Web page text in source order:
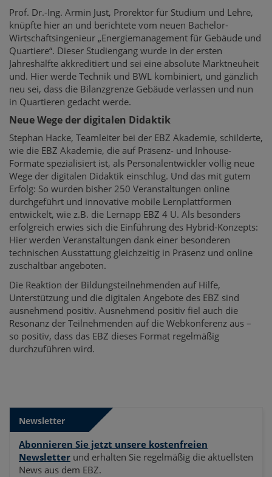
Prof. Dr.-Ing. Armin Just, Prorektor für Studium und Lehre,
knüpfte hier an und berichtete vom neuen Bachelor-
Wirtschaftsingenieur „Energiemanagement für Gebäude und
Quartiere“. Dieser Studiengang wurde in der ersten
Jahreshälfte akkreditiert und sei eine absolute Marktneuheit
und. Hier werde Technik und BWL kombiniert, und gänzlich
neu sei, dass die Bilanzgrenze Gebäude verlassen und nun
in Quartieren gedacht werde.
Neue Wege der digitalen Didaktik
Stephan Hacke, Teamleiter bei der EBZ Akademie, schilderte,
wie die EBZ Akademie, die auf Präsenz- und Inhouse-
Formate spezialisiert ist, als Personalentwickler völlig neue
Wege der digitalen Didaktik einschlug. Und das mit gutem
Erfolg: So wurden bisher 250 Veranstaltungen online
durchgeführt und innovative mobile Lernplattformen
entwickelt, wie z.B. die Lernapp EBZ 4 U. Als besonders
erfolgreich erwies sich die Einführung des Hybrid-Konzepts:
Hier werden Veranstaltungen dank einer besonderen
technischen Ausstattung gleichzeitig in Präsenz und online
zuschaltbar angeboten.
Die Reaktion der Bildungsteilnehmenden auf Hilfe,
Unterstützung und die digitalen Angebote des EBZ sind
ausnehmend positiv. Ausnehmend positiv fiel auch die
Resonanz der Teilnehmenden auf die Webkonferenz aus –
so positiv, dass das EBZ dieses Format regelmäßig
durchzuführen wird.
Newsletter
Abonnieren Sie jetzt unsere kostenfreien
Newsletter und erhalten Sie regelmäßig die aktuellsten
News aus dem EBZ.